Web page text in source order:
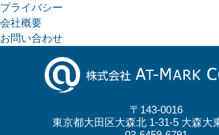
プライバシー
会社概要
お問い合わせ
〒143-0016
東京都大田区大森北 1-31-5 大森大